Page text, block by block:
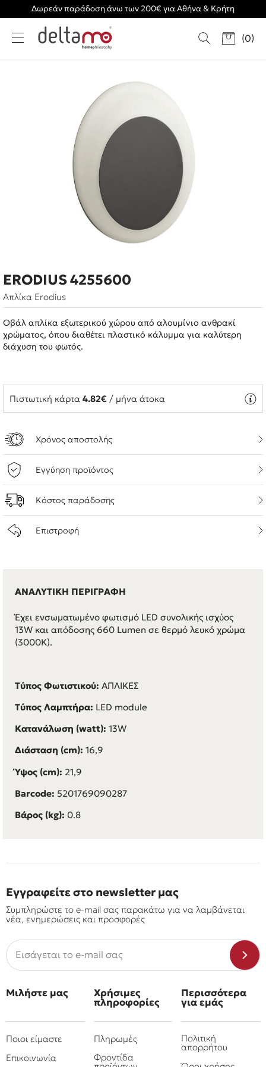
Δωρεάν παράδοση άνω των 200€ για Αθήνα & Κρήτη
(0)
ERODIUS 4255600
Απλίκα Erodius
Οβάλ απλίκα εξωτερικού χώρου από αλουμίνιο ανθρακί
χρώματος, όπου διαθέτει πλαστικό κάλυμμα για καλύτερη
διάχυση του φωτός.
Πιστωτική κάρτα 4.82€ / μήνα άτοκα
Χρόνος αποστολής
Εγγύηση προϊόντος
Κόστος παράδοσης
Επιστροφή
ΑΝΑΛΥΤΙΚΗ ΠΕΡΙΓΡΑΦΗ
Έχει ενσωματωμένο φωτισμό LED συνολικής ισχύος
13W και απόδοσης 660 Lumen σε θερμό λευκό χρώμα
(3000K).
Τύπος Φωτιστικού: ΑΠΛΙΚΕΣ
Τύπος Λαμπτήρα: LED module
Κατανάλωση (watt): 13W
Διάσταση (cm): 16,9
Ύψος (cm): 21,9
Barcode: 5201769090287
Βάρος (kg): 0.8
Εγγραφείτε στο newsletter μας
Συμπληρώστε το e-mail σας παρακάτω για να λαμβάνεται
νέα, ενημερώσεις και προσφορές
Μιλήστε μας
Ποιοι είμαστε
Επικοινωνία
Χρήσιμες
πληροφορίες
Πληρωμές
Φροντίδα
Περισσότερα
για εμάς
Πολιτική
απορρήτου